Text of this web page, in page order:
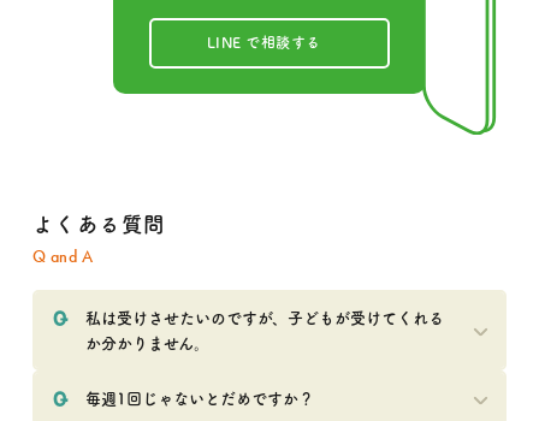
LINE で相談する
よくある質問
Q and A
私は受けさせたいのですが、子どもが受けてくれる
か分かりません。
毎週1回じゃないとだめですか？